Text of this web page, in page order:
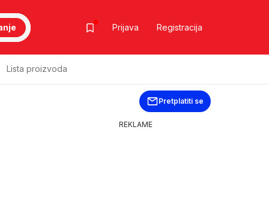
Prijava Registracija
Lista proizvoda
Pretplatiti se
REKLAME